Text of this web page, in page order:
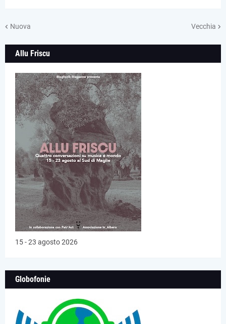
Nuova Vecchia
Allu Friscu
15 - 23 agosto 2026
Globofonie